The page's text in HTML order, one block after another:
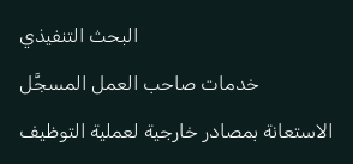
البحث التنفيذي
خدمات صاحب العمل المسجَّل
الاستعانة بمصادر خارجية لعملية التوظيف